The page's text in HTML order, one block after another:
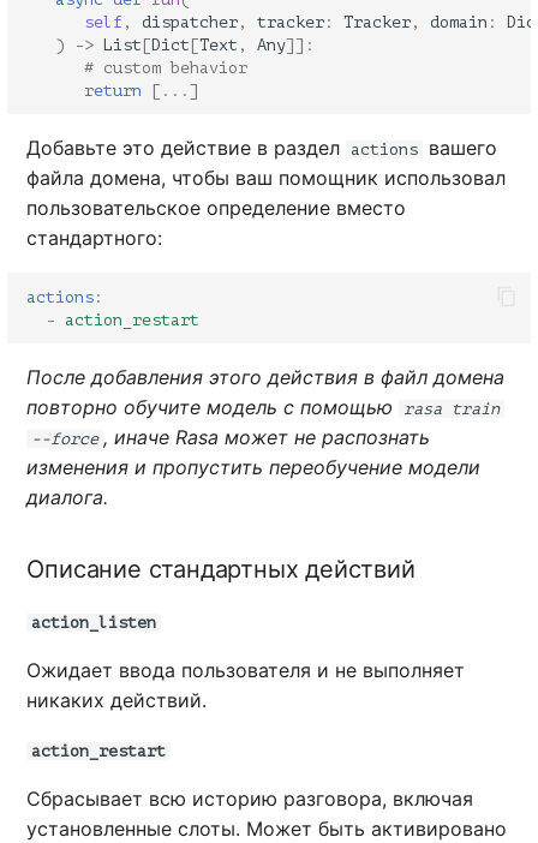
self , dispatcher , tracker : Tracker , domain :
)
-> List [Dict [Text , Any]]:
# custom behavior
return
[ ...]
Добавьте это действие в раздел actions
вашего
файла домена, чтобы ваш помощник использовал
пользовательское определение вместо
стандартного:
actions :
-
action_restart
После добавления этого действия в файл домена
повторно обучите модель с помощью
rasa train
--force , иначе Rasa может не распознать
изменения и пропустить переобучение модели
диалога.
Описание стандартных действий
action_listen
Ожидает ввода пользователя и не выполняет
никаких действий.
action_restart
Сбрасывает всю историю разговора, включая
установленные слоты. Может быть активировано